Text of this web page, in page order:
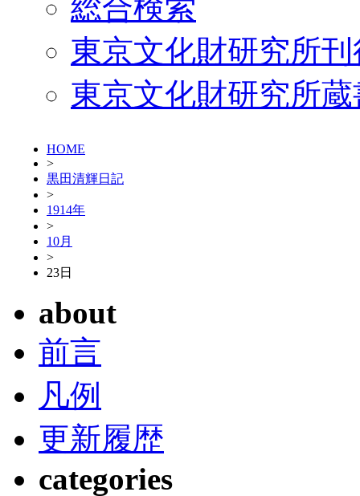
総合検索
東京文化財研究所
東京文化財研究所
HOME
>
黒田清輝日記
>
1914年
>
10月
>
23日
about
前言
凡例
更新履歴
categories